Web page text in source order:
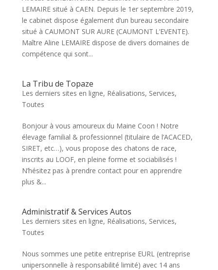
LEMAIRE situé à CAEN. Depuis le 1er septembre 2019,
le cabinet dispose également d’un bureau secondaire
situé à CAUMONT SUR AURE (CAUMONT L’EVENTE).
Maître Aline LEMAIRE dispose de divers domaines de
compétence qui sont...
La Tribu de Topaze
Les derniers sites en ligne, Réalisations, Services,
Toutes
Bonjour à vous amoureux du Maine Coon ! Notre
élevage familial & professionnel (titulaire de l’ACACED,
SIRET, etc…), vous propose des chatons de race,
inscrits au LOOF, en pleine forme et sociabilisés !
N’hésitez pas à prendre contact pour en apprendre
plus &...
Administratif & Services Autos
Les derniers sites en ligne, Réalisations, Services,
Toutes
Nous sommes une petite entreprise EURL (entreprise
unipersonnelle à responsabilité limité) avec 14 ans